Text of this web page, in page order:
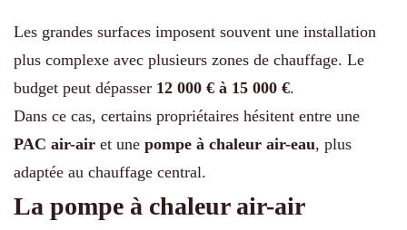
Les grandes surfaces imposent souvent une installation
plus complexe avec plusieurs zones de chauffage. Le
budget peut dépasser 12 000 € à 15 000 €.
Dans ce cas, certains propriétaires hésitent entre une
PAC air-air et une pompe à chaleur air-eau, plus
adaptée au chauffage central.
La pompe à chaleur air-air